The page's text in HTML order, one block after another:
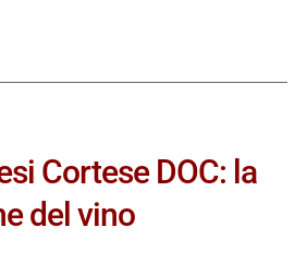
Cortese DOC: la
del vino